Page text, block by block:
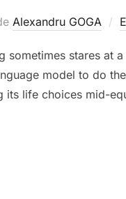
Alexandru GOGA
stares at
model to do
its life choices mid-